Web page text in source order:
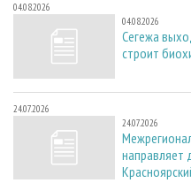
04.08.2026
04.08.2026
Сегежа
строит
24.07.2026
24.07.2026
направляет